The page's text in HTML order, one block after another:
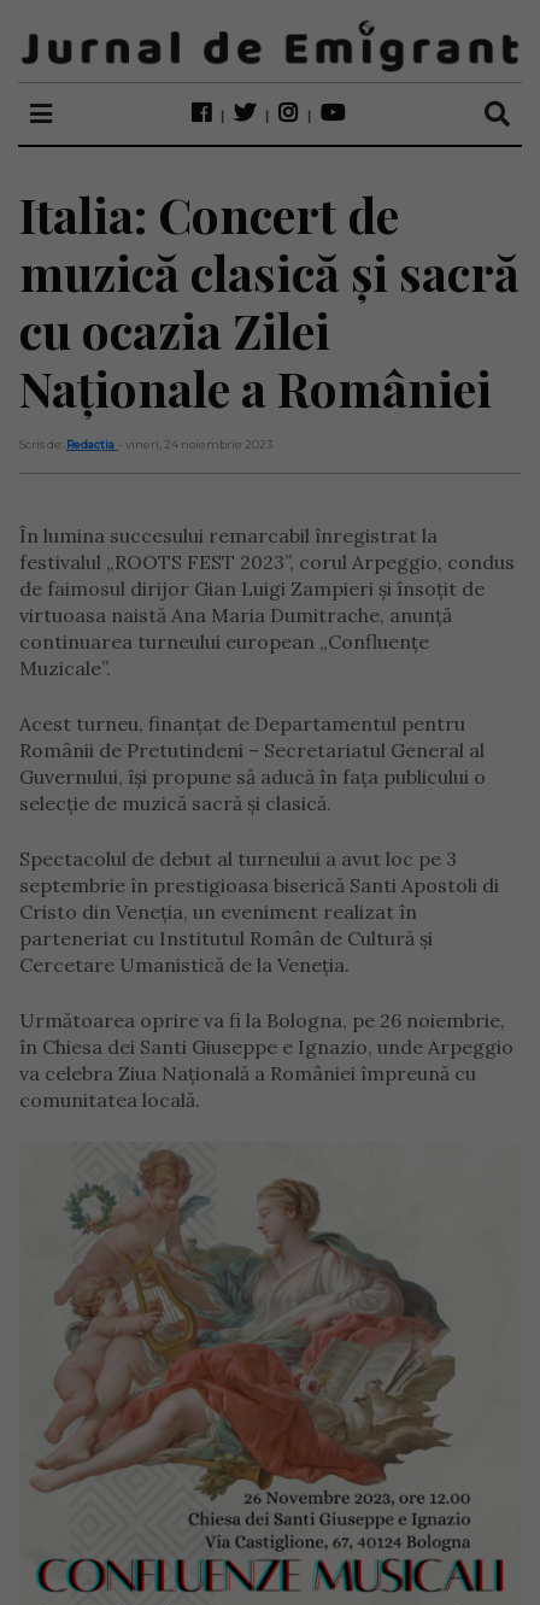
Italia: Concert de
muzică clasică și sacră
cu ocazia Zilei
Naționale a României
Scris de: Redacția - vineri, 24 noiembrie 2023
În lumina succesului remarcabil înregistrat la
festivalul „ROOTS FEST 2023”, corul Arpeggio, condus
de faimosul dirijor Gian Luigi Zampieri și însoțit de
virtuoasa naistă Ana Maria Dumitrache, anunță
continuarea turneului european „Confluențe
Muzicale”.
Acest turneu, finanțat de Departamentul pentru
Românii de Pretutindeni – Secretariatul General al
Guvernului, își propune să aducă în fața publicului o
selecție de muzică sacră și clasică.
Spectacolul de debut al turneului a avut loc pe 3
septembrie în prestigioasa biserică Santi Apostoli di
Cristo din Veneția, un eveniment realizat în
parteneriat cu Institutul Român de Cultură și
Cercetare Umanistică de la Veneția.
Următoarea oprire va fi la Bologna, pe 26 noiembrie,
în Chiesa dei Santi Giuseppe e Ignazio, unde Arpeggio
va celebra Ziua Națională a României împreună cu
comunitatea locală.